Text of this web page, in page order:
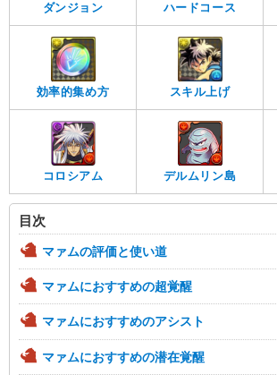
ダンジョン ハードコース
効率的集め方 スキル上げ
コロシアム デルムリン島
目次
マァムの評価と使い道
マァムにおすすめの超覚醒
マァムにおすすめのアシスト
マァムにおすすめの潜在覚醒